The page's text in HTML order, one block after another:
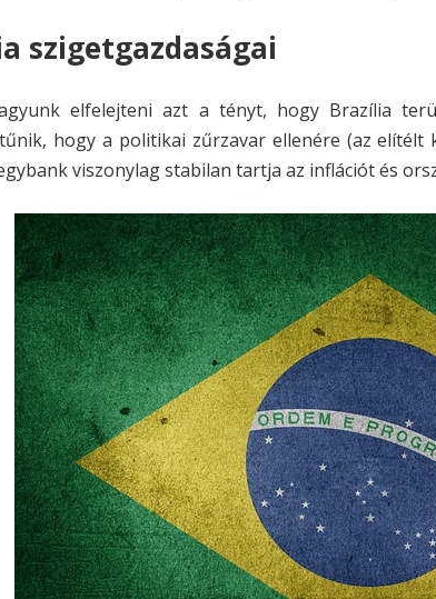
szigetgazdaságai
elfelejteni azt a tényt, hogy Brazília
hogy a politikai zűrzavar ellenére (az
viszonylag stabilan tartja az inflációt és